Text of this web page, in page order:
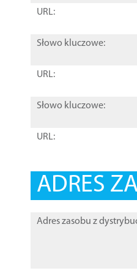
URL:
Słowo kluczowe:
URL:
Słowo kluczowe:
URL:
ADRES
Adres zasobu z